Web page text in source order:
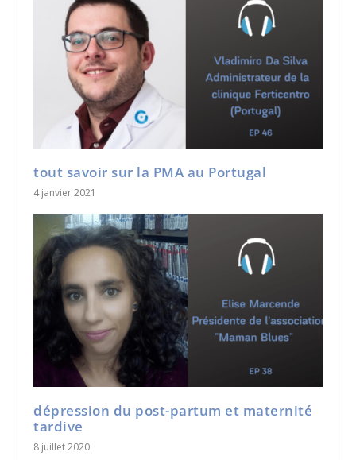
tout savoir sur la PMA au Portugal
4 janvier 2021
dépression du post-partum et maternité
tardive
8 juillet 2020